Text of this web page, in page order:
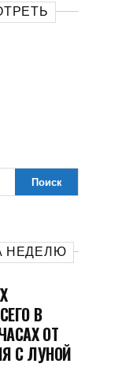
НЕДЕЛЮ
В
ОТ
С ЛУНОЙ